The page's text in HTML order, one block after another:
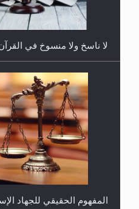
هل يجوز فتح مشروع
المحجبات؟
لا ناسخ ولا منسوخ في
المفهوم الحقيقي للجهاد